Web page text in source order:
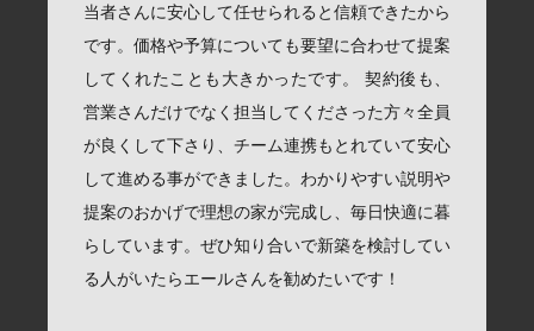
当者さんに安心して任せられると信頼できたから
です。価格や予算についても要望に合わせて提案
してくれたことも大きかったです。 契約後も、
営業さんだけでなく担当してくださった方々全員
が良くして下さり、チーム連携もとれていて安心
して進める事ができました。わかりやすい説明や
提案のおかげで理想の家が完成し、毎日快適に暮
らしています。ぜひ知り合いで新築を検討してい
る人がいたらエールさんを勧めたいです！